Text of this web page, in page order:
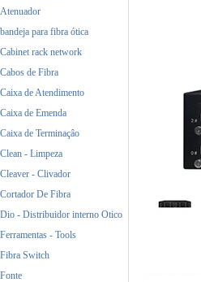
Atenuador
bandeja para fibra ótica
Cabinet rack network
Cabos de Fibra
Caixa de Atendimento
Caixa de Emenda
Caixa de Terminaçâo
Clean - Limpeza
Cleaver - Clivador
Cortador De Fibra
Dio - Distribuidor interno Otico
Ferramentas - Tools
Fibra Switch
Fonte